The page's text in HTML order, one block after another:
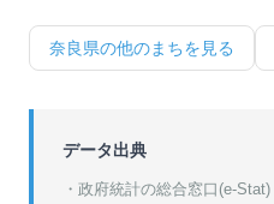
奈良県の他のまちを見る
データ出典
・政府統計の総合窓口(e-Stat)